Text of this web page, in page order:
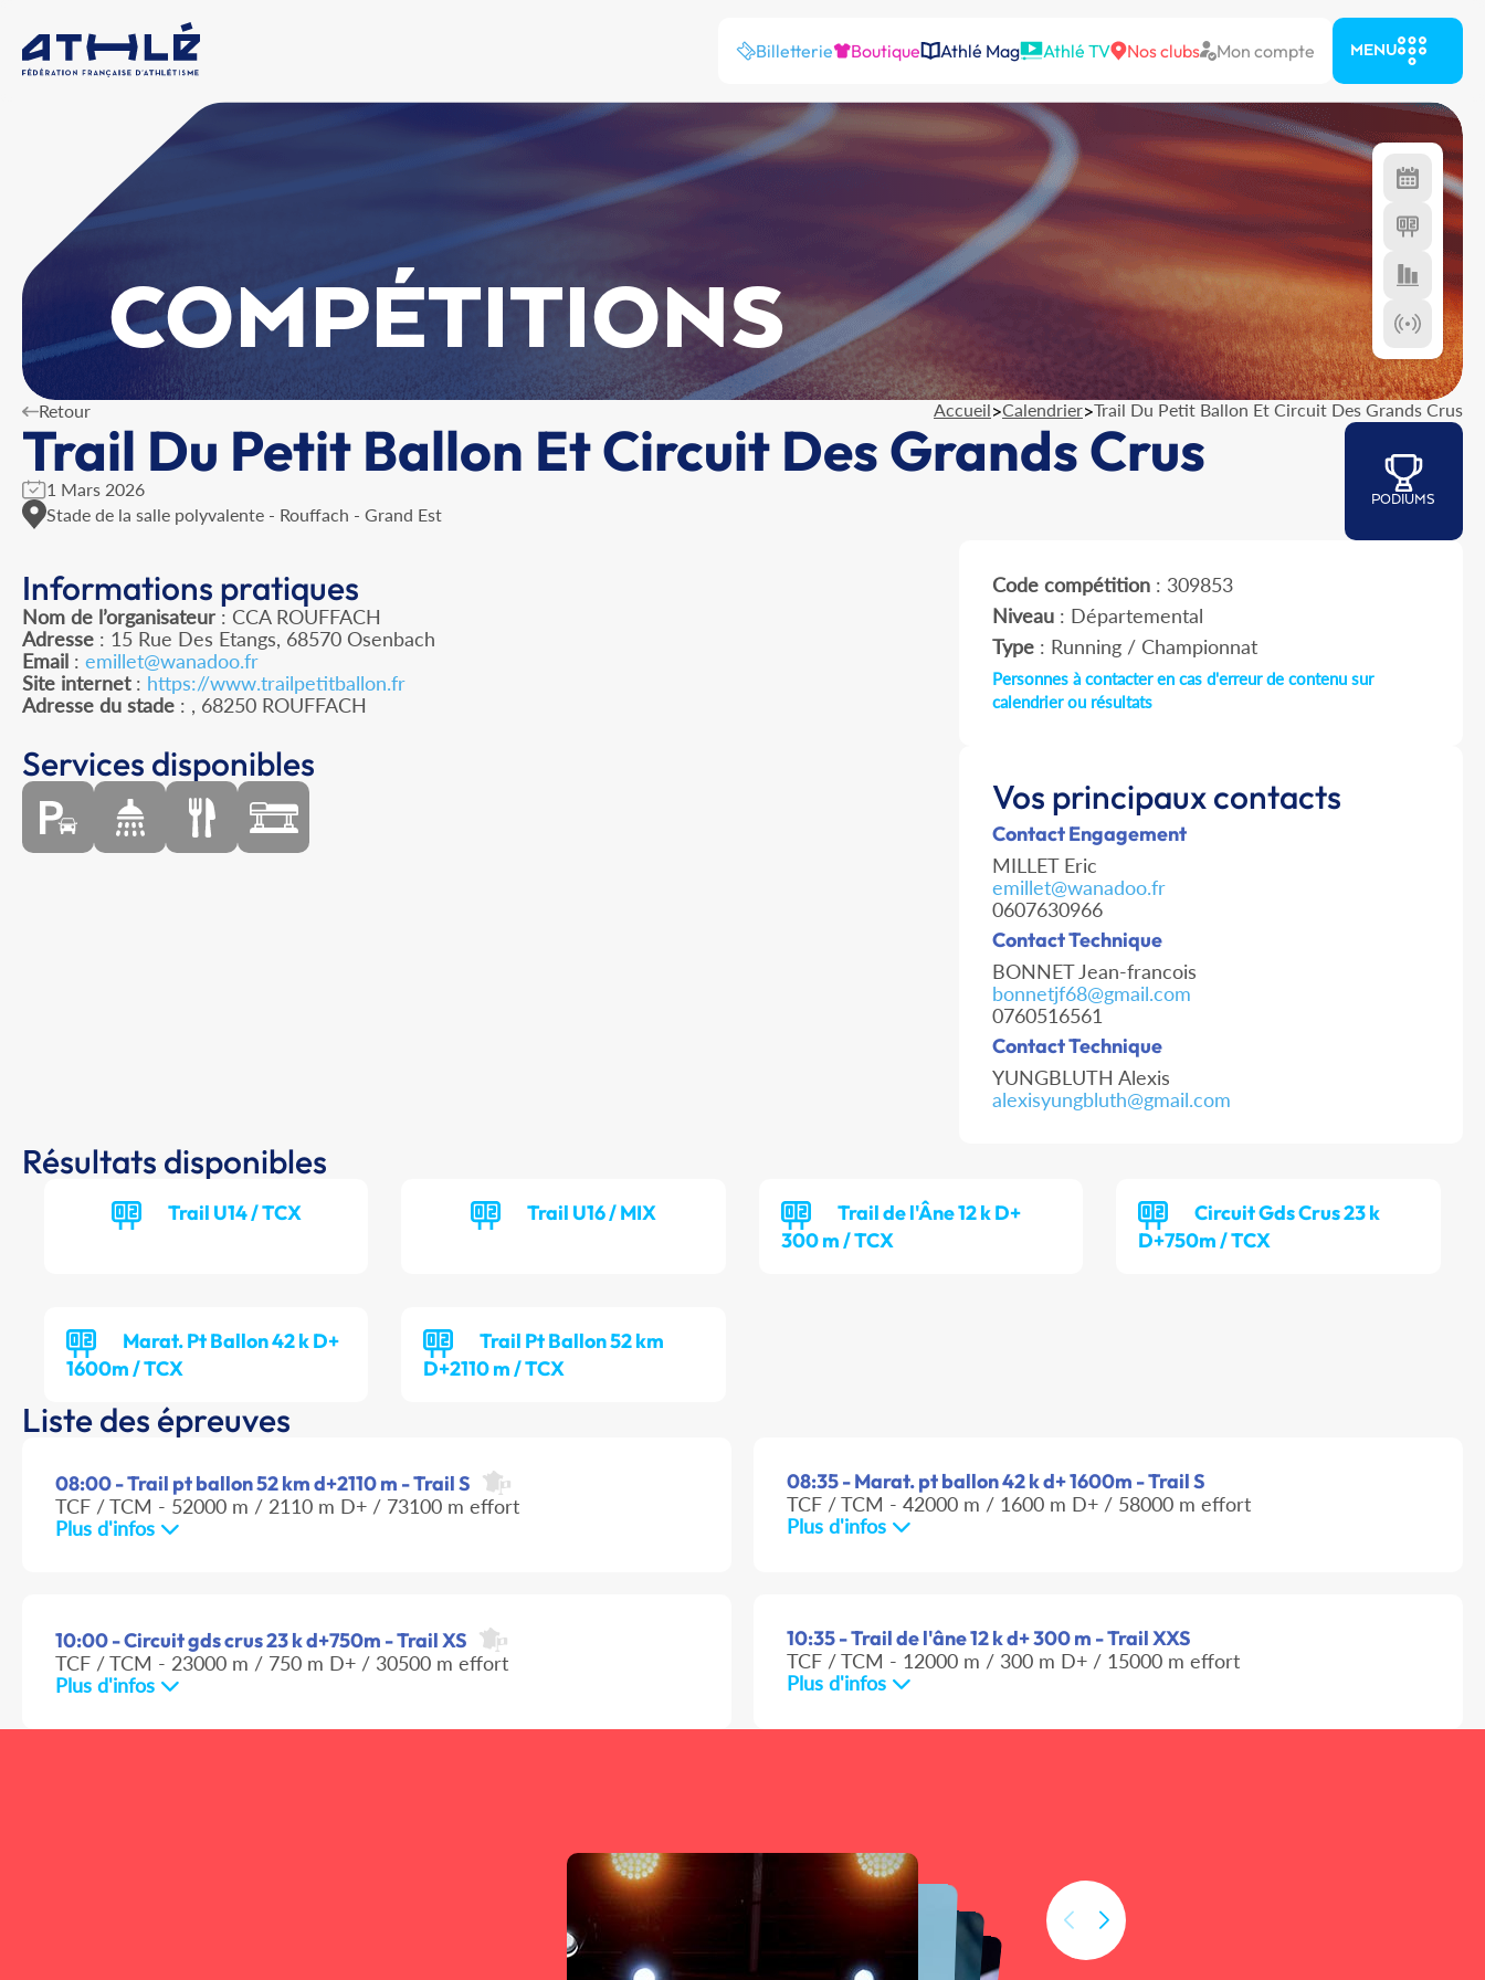
Billetterie Boutique Athlé Mag Athlé TV Nos clubs Mon compte MENU
COMPÉTITIONS
Retour Accueil>Calendrier>Trail Du Petit Ballon Et Circuit Des Grands Crus
Trail Du Petit Ballon Et Circuit Des Grands Crus
1 Mars 2026
Stade de la salle polyvalente - Rouffach - Grand Est
PODIUMS
Informations pratiques
Nom de l’organisateur : CCA ROUFFACH
Adresse : 15 Rue Des Etangs, 68570 Osenbach
Email : emillet@wanadoo.fr
Site internet: https://www.trailpetitballon.fr
Adresse du stade : , 68250 ROUFFACH
Code compétition: 309853
Niveau: Départemental
Type: Running / Championnat
Personnes à contacter en cas d'erreur de contenu sur
calendrier ou résultats
Services disponibles
Vos principaux contacts
Contact Engagement
MILLET Eric
emillet@wanadoo.fr
0607630966
Contact Technique
BONNET Jean-francois
bonnetjf68@gmail.com
0760516561
Contact Technique
YUNGBLUTH Alexis
alexisyungbluth@gmail.com
Résultats disponibles
Trail U14 / TCX Trail U16 / MIX
Trail de l'Âne 12 k D+
300 m / TCX
Circuit Gds Crus 23 k
D+750m / TCX
Marat. Pt Ballon 42 k D+
1600m / TCX
Trail Pt Ballon 52 km
D+2110 m / TCX
Liste des épreuves
08:00 - Trail pt ballon 52 km d+2110 m - Trail S
TCF / TCM - 52000 m / 2110 m D+ / 73100 m effort
Plus d'infos
08:35 - Marat. pt ballon 42 k d+ 1600m - Trail S
TCF / TCM - 42000 m / 1600 m D+ / 58000 m effort
Plus d'infos
10:00 - Circuit gds crus 23 k d+750m - Trail XS
TCF / TCM - 23000 m / 750 m D+ / 30500 m effort
Plus d'infos
10:35 - Trail de l'âne 12 k d+ 300 m - Trail XXS
TCF / TCM - 12000 m / 300 m D+ / 15000 m effort
Plus d'infos